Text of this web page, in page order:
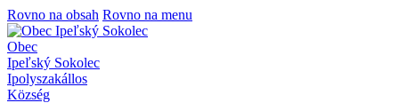
Rovno na obsah Rovno na menu
Obec
Ipeľský Sokolec
Ipolyszakállos
Község